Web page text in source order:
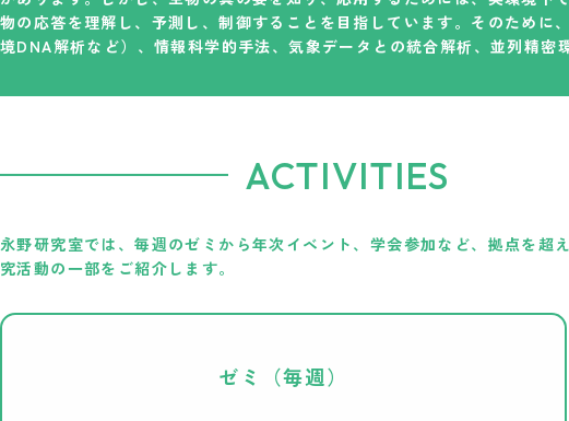
物の応答を理解し、予測し、制御することを目指しています。そのため
境DNA解析など）、情報科学的手法、気象データとの統合解析、並列精密
ACTIVITIES
永野研究室では、毎週のゼミから年次イベント、学会参加など、拠点を
究活動の一部をご紹介します。
ゼミ（毎週）